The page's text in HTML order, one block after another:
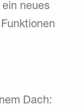
neues
Dach: